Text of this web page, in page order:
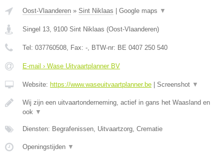
Oost-Vlaanderen » Sint Niklaas Google maps ▼
Singel 13 9100 Sint Niklaas (Oost-Vlaanderen)
Tel: 037760508 , Fax: - , BTW-nr: BE 0407 250 540
E-mail › Wase Uitvaartplanner BV
Website: https://www.waseuitvaartplanner.be Screenshot ▼
Wij zijn een uitvaartonderneming, actief in gans het Waasland en
ook ▼
Diensten: Begrafenissen, Uitvaartzorg, Crematie
Openingstijden ▼